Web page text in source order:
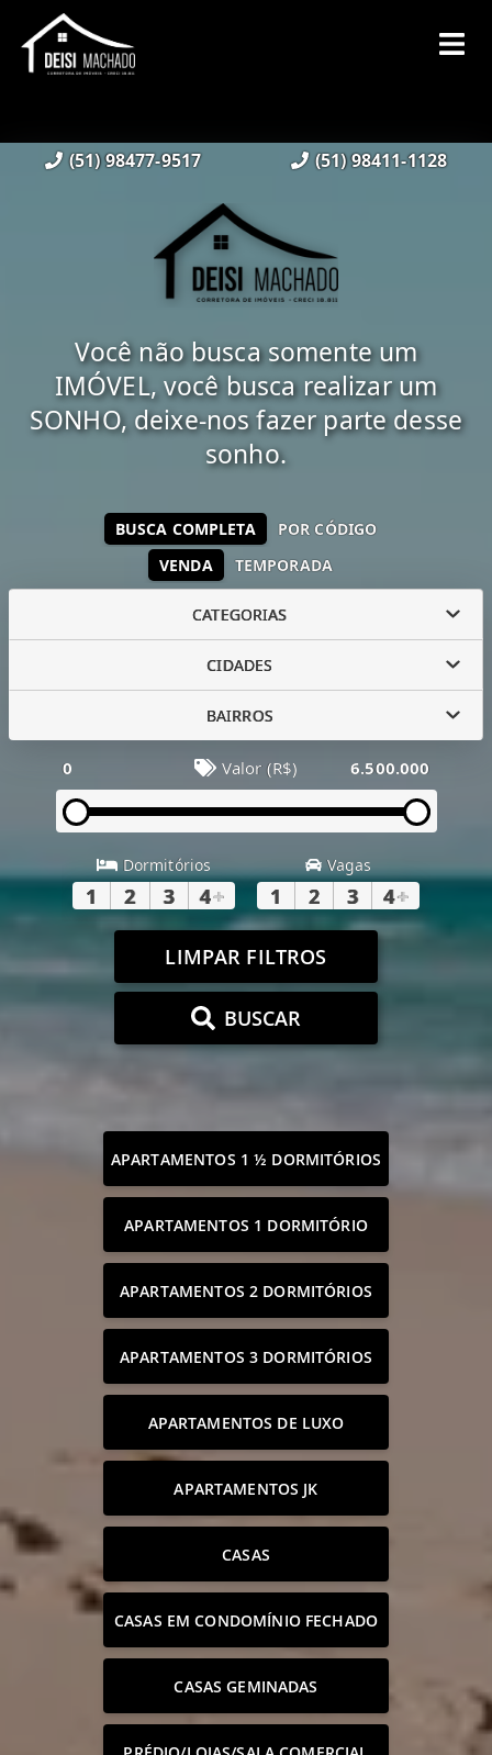
(51) 98477-9517 (51) 98411-1128
Você não busca somente um
IMÓVEL, você busca realizar um
SONHO, deixe-nos fazer parte desse
sonho.
VENDA TEMPORADA
BUSCA COMPLETA POR CÓDIGO
CATEGORIAS
CIDADES
BAIRROS
0 Valor (R$) 6.500.000
Dormitórios
1 2 3 4+
Vagas
1 2 3 4+
LIMPAR FILTROS
BUSCAR
APARTAMENTOS 1 ½ DORMITÓRIOS
APARTAMENTOS 1 DORMITÓRIO
APARTAMENTOS 2 DORMITÓRIOS
APARTAMENTOS 3 DORMITÓRIOS
APARTAMENTOS DE LUXO
APARTAMENTOS JK
CASAS
CASAS EM CONDOMÍNIO FECHADO
CASAS GEMINADAS